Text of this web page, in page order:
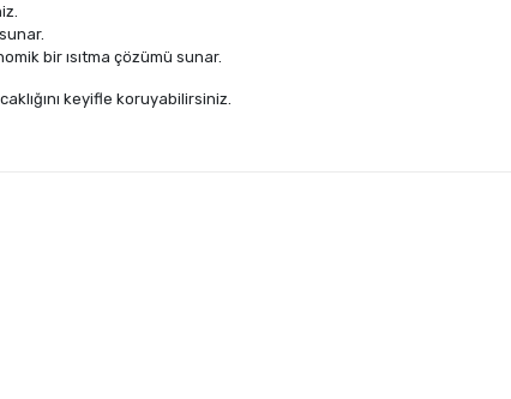
bir ısıtma çözümü sunar.
keyifle koruyabilirsiniz.